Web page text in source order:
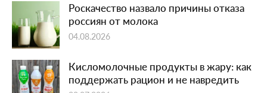
Роскачество назвало причины отказа
россиян от молока
04.08.2026
Кисломолочные продукты в жару: как
поддержать рацион и не навредить